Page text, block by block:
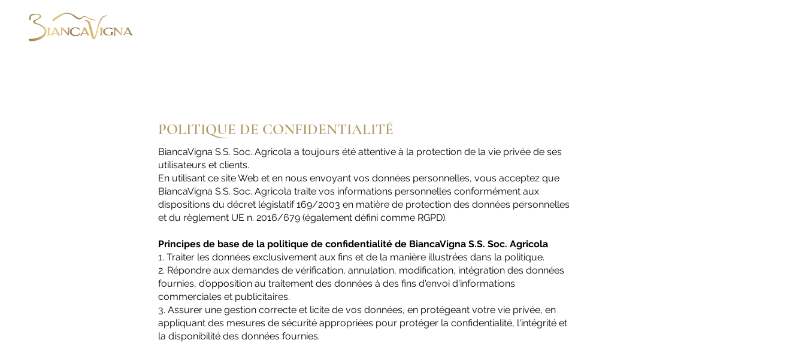
POLITIQUE DE CONFIDENTIALITÉ
BiancaVigna S.S. Soc. Agricola a toujours été attentive à la protection de la vie privée de ses
utilisateurs et clients.
En utilisant ce site Web et en nous envoyant vos données personnelles, vous acceptez que
BiancaVigna S.S. Soc. Agricola traite vos informations personnelles conformément aux
dispositions du décret législatif 169/2003 en matière de protection des données personnelles
et du règlement UE n. 2016/679 (également défini comme RGPD).
Principes de base de la politique de confidentialité de BiancaVigna S.S. Soc. Agricola
1. Traiter les données exclusivement aux fins et de la manière illustrées dans la politique.
2. Répondre aux demandes de vérification, annulation, modification, intégration des données
fournies, d’opposition au traitement des données à des fins d'envoi d'informations
commerciales et publicitaires.
3. Assurer une gestion correcte et licite de vos données, en protégeant votre vie privée, en
appliquant des mesures de sécurité appropriées pour protéger la confidentialité, l'intégrité et
la disponibilité des données fournies.